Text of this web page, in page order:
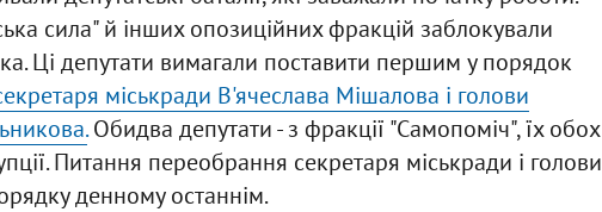
сила" й інших опозиційних фракцій заблокували
Ці депутати вимагали поставити першим у порядок
міськради В'ячеслава Мішалова і голови
Обидва депутати - з фракції "Самопоміч", їх обох
Питання переобрання секретаря міськради і голови
денному останнім.